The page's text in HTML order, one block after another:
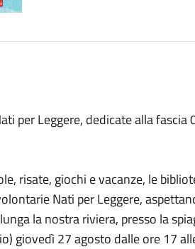
per Leggere, dedicate alla fascia
risate, giochi e vacanze, le
Nati per Leggere,
la nostra riviera, presso la
giovedì 27 agosto dalle ore 17